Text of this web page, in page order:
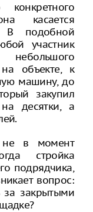
касается
В подобной
участник
на объекте, к
машину, до
закупил
десятки, а
не в момент
стройка
подрядчика,
вопрос:
за закрытыми